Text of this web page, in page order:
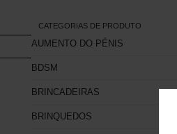
CATEGORIAS DE PRODUTO
AUMENTO DO PÉNIS
BDSM
BRINCADEIRAS
BRINQUEDOS